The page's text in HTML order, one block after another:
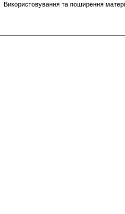
Використовування та поширення